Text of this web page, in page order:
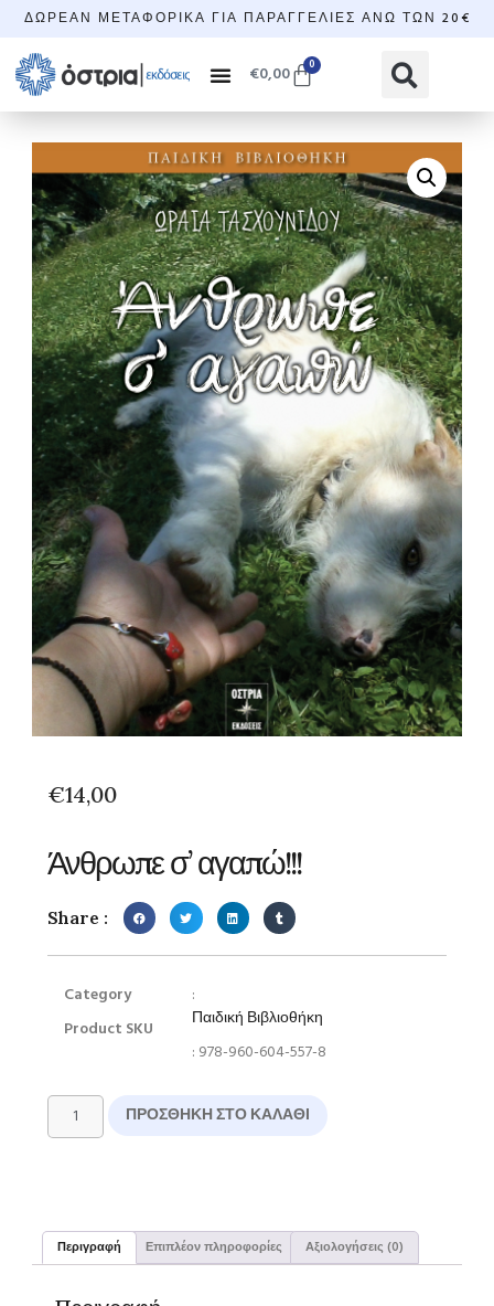
ΔΩΡΕΆΝ ΜΕΤΑΦΟΡΙΚΆ ΓΙΑ ΠΑΡΑΓΓΕΛΊΕΣ ΆΝΩ ΤΩΝ 20€
€0,00 0
€14,00
Άνθρωπε σ’ αγαπώ!!!
Share :
Category
Product SKU
:
Παιδική Βιβλιοθήκη
: 978-960-604-557-8
ΠΡΟΣΘΉΚΗ ΣΤΟ ΚΑΛΆΘΙ
Περιγραφή Επιπλέον πληροφορίες Αξιολογήσεις (0)